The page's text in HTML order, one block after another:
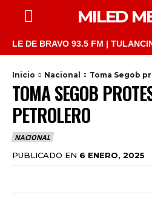
MILED
BRAVO 93.5 FM | TULANCINGO
Inicio Nacional Toma Segob
TOMA SEGOB
PETROLERO
NACIONAL
PUBLICADO EN 6 ENERO, 2025